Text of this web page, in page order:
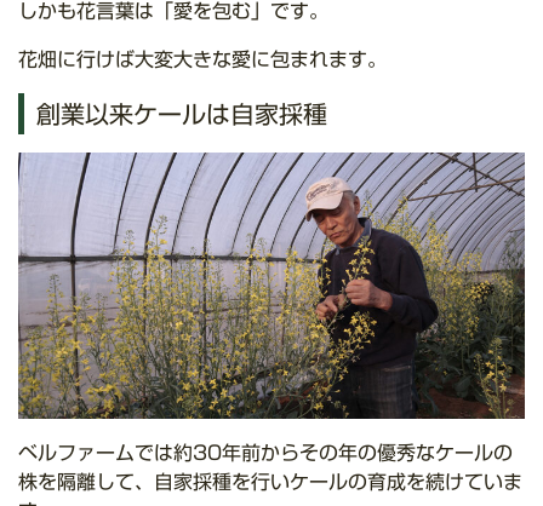
しかも花言葉は「愛を包む」です。
花畑に行けば大変大きな愛に包まれます。
創業以来ケールは自家採種
ベルファームでは約30年前からその年の優秀なケールの
株を隔離して、自家採種を行いケールの育成を続けていま